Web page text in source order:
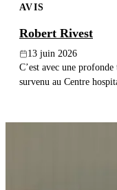
AVIS
Robert Rivest
13 juin 2026
C’est avec une profonde
survenu au Centre